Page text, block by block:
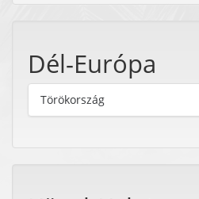
Dél-Európa
Törökország